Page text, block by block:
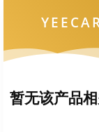
暂无该产品